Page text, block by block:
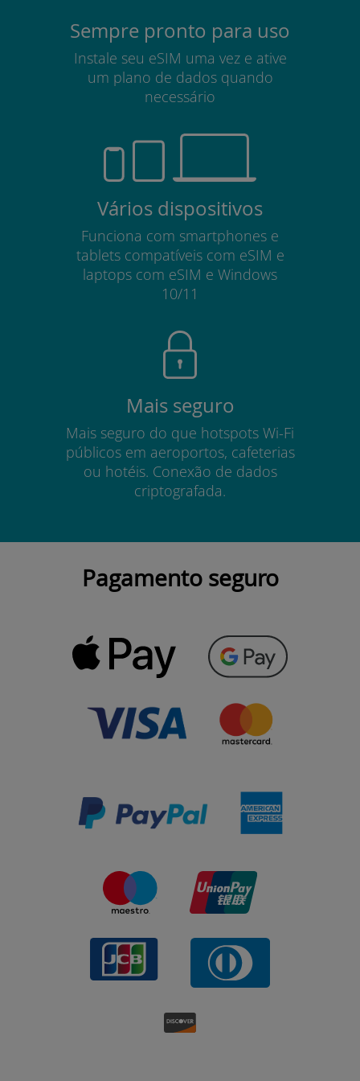
Sempre pronto para uso
Instale seu eSIM uma vez e ative
um plano de dados quando
necessário
Vários dispositivos
Funciona com smartphones e
tablets compatíveis com eSIM e
laptops com eSIM e Windows
10/11
Mais seguro
Mais seguro do que hotspots Wi-Fi
públicos em aeroportos, cafeterias
ou hotéis. Conexão de dados
criptografada.
Pagamento seguro